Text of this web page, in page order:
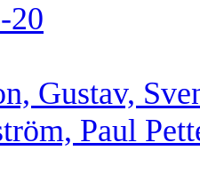
20
Gustav,
Paul